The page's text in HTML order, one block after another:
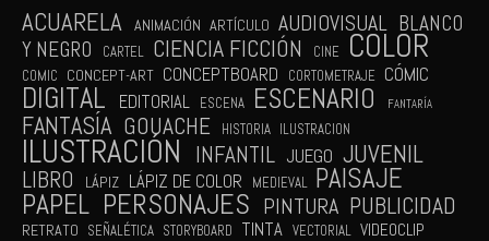
ACUARELA ANIMACIÓN ARTÍCULO AUDIOVISUAL BLANCO
Y NEGRO
CARTEL CIENCIA FICCIÓN CINE COLOR
COMIC CONCEPT-ART CONCEPTBOARD CORTOMETRAJE CÓMIC
DIGITAL EDITORIAL ESCENA ESCENARIO FANTARÍA
FANTASÍA GOUACHE HISTORIA ILUSTRACION
ILUSTRACIÓN INFANTIL JUEGO JUVENIL
LIBRO LÁPIZ LÁPIZ DE COLOR MEDIEVAL PAISAJE
PAPEL PERSONAJES PINTURA PUBLICIDAD
RETRATO SEÑALÉTICA STORYBOARD TINTA VECTORIAL VIDEOCLIP